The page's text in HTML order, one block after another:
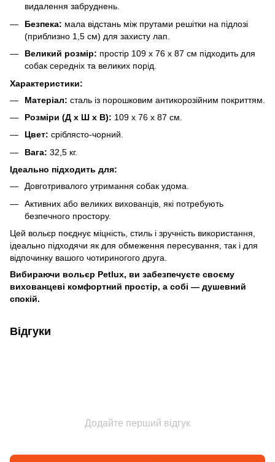
видалення забруднень.
Безпека: мала відстань між прутами решітки на підлозі
(приблизно 1,5 см) для захисту лап.
Великий розмір: простір 109 х 76 х 87 см підходить для
собак середніх та великих порід.
Характеристики:
Матеріал: сталь із порошковим антикорозійним покриттям.
Розміри (Д х Ш х В): 109 х 76 х 87 см.
Цвет: сріблясто-чорний.
Вага: 32,5 кг.
Ідеально підходить для:
Довготривалого утримання собак удома.
Активних або великих вихованців, які потребують
безпечного простору.
Цей вольєр поєднує міцність, стиль і зручність використання,
ідеально підходячи як для обмеження пересування, так і для
відпочинку вашого чотириногого друга.
Вибираючи вольєр Petlux, ви забезпечуєте своєму
вихованцеві комфортний простір, а собі — душевний
спокій.
Відгуки
Додайте перший відгук